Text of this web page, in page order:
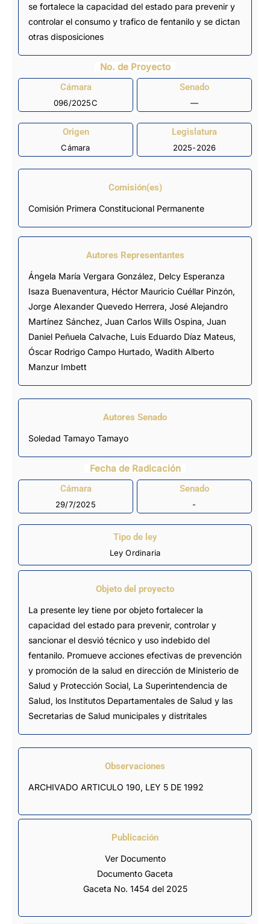
se fortalece la capacidad del estado para prevenir y
controlar el consumo y trafico de fentanilo y se dictan
otras disposiciones
No. de Proyecto
Cámara
096/2025C
Senado
—
Origen
Cámara
Legislatura
2025-2026
Comisión(es)
Comisión Primera Constitucional Permanente
Autores Representantes
Ángela María Vergara González, Delcy Esperanza
Isaza Buenaventura, Héctor Mauricio Cuéllar Pinzón,
Jorge Alexander Quevedo Herrera, José Alejandro
Martínez Sánchez, Juan Carlos Wills Ospina, Juan
Daniel Peñuela Calvache, Luis Eduardo Díaz Mateus,
Óscar Rodrigo Campo Hurtado, Wadith Alberto
Manzur Imbett
Autores Senado
Soledad Tamayo Tamayo
Fecha de Radicación
Cámara
29/7/2025
Senado
-
Tipo de ley
Ley Ordinaria
Objeto del proyecto
La presente ley tiene por objeto fortalecer la
capacidad del estado para prevenir, controlar y
sancionar el desvió técnico y uso indebido del
fentanilo. Promueve acciones efectivas de prevención
y promoción de la salud en dirección de Ministerio de
Salud y Protección Social, La Superintendencia de
Salud, los Institutos Departamentales de Salud y las
Secretarias de Salud municipales y distritales
Observaciones
ARCHIVADO ARTICULO 190, LEY 5 DE 1992
Publicación
Ver Documento
Documento Gaceta
Gaceta No. 1454 del 2025